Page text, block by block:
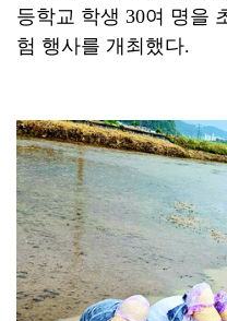
등학교 학생 30여 명을
험 행사를 개최했다.